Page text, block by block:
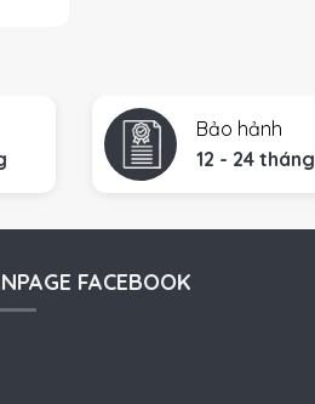
Bảo hảnh
12 - 24 tháng
FACEBOOK